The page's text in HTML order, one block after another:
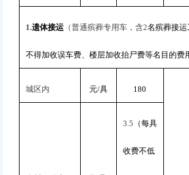
1.遗体接运（普通殡葬专用车，含2名殡葬接运
不得加收误车费、楼层加收抬尸费等名目的费
城区内 元/具 180
3.5 （每具
收费不低